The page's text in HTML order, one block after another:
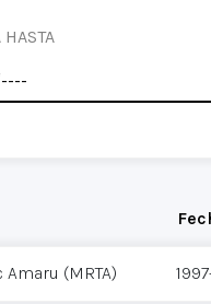
HASTA
(MRTA)